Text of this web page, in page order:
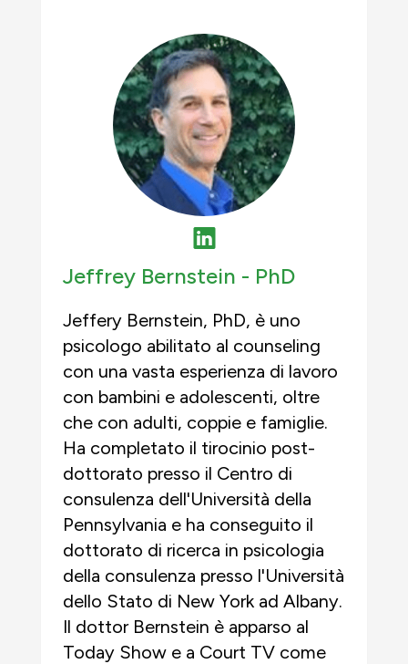
Jeffrey Bernstein - PhD
Jeffery Bernstein, PhD, è uno
psicologo abilitato al counseling
con una vasta esperienza di lavoro
con bambini e adolescenti, oltre
che con adulti, coppie e famiglie.
Ha completato il tirocinio post-
dottorato presso il Centro di
consulenza dell'Università della
Pennsylvania e ha conseguito il
dottorato di ricerca in psicologia
della consulenza presso l'Università
dello Stato di New York ad Albany.
Il dottor Bernstein è apparso al
Today Show e a Court TV come